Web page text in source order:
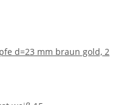
d=23 mm braun gold, 2